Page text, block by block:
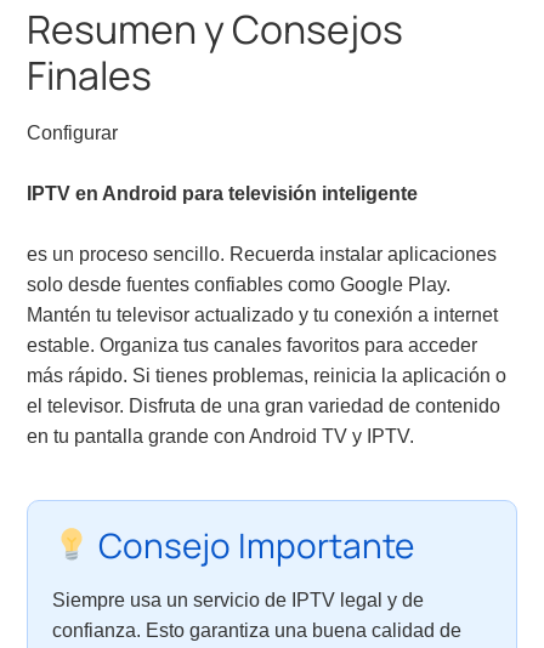
Resumen y Consejos
Finales
Configurar
IPTV en Android para televisión inteligente
es un proceso sencillo. Recuerda instalar aplicaciones
solo desde fuentes confiables como Google Play.
Mantén tu televisor actualizado y tu conexión a internet
estable. Organiza tus canales favoritos para acceder
más rápido. Si tienes problemas, reinicia la aplicación o
el televisor. Disfruta de una gran variedad de contenido
en tu pantalla grande con Android TV y IPTV.
Consejo Importante
Siempre usa un servicio de IPTV legal y de
confianza. Esto garantiza una buena calidad de